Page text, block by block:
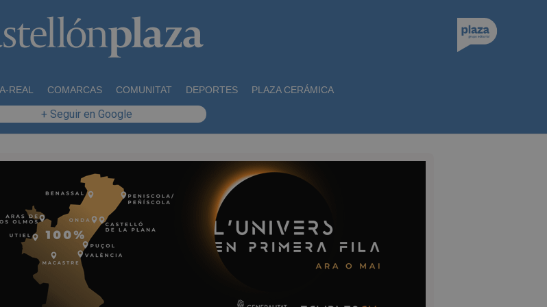
REAL COMARCAS COMUNITAT DEPORTES PLAZA CERÁMICA
+ Seguir en Google